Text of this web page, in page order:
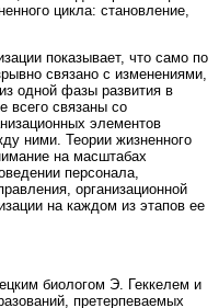
цикла: становление,
показывает, что само по
связано с изменениями,
одной фазы развития в
всего связаны со
элементов
ними. Теории жизненного
на масштабах
персонала,
организационной
на каждом из этапов ее
биологом Э. Геккелем и
претерпеваемых